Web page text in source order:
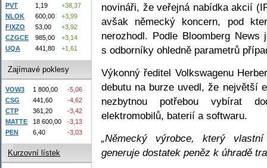
novináři, že veřejná nabídka akcií
avšak německý koncern, pod
nerozhodl. Podle Bloomberg
s odborníky ohledně parametrů
Výkonný ředitel Volkswagenu
debutu na burze uvedl, že největší
nezbytnou potřebou vybírat
elektromobilů, baterií a softwaru.
„Německý výrobce, který
generuje dostatek peněz k úhradě
PVT 1,19
+38,37
NLOK
600,00
+3,99
FIXZO
53,00
+3,92
CZGCE
985,00
+3,14
UQA
441,80 +1,61
Zajímavé poklesy
VOW3 1 800,00
-5,06
CSG
441,60
-4,62
CTP
361,20
-3,42
MATTE
18 600,00
-3,13
PEN
6,40 -3,03
Kurzovní lístek